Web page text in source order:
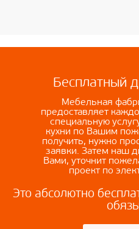
Бесплатный
Мебельная
предоставляет
специальную
кухни по Вашим
получить, нужно
заявки. Затем наш
Вами, уточнит
проект по
Это абсолютно